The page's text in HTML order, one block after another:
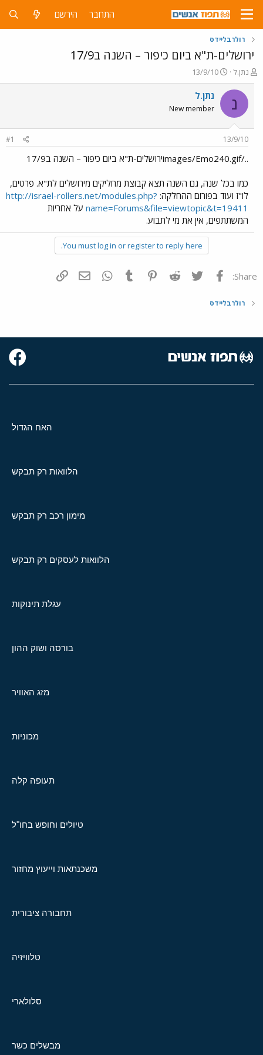
התחבר הירשם
רולרבליידס
ירושלים-ת"א ביום כיפור – השנה ב17/9
פ
ו
ת
ח
ה
ו
ש
נתן.ל
פ
ו
ר
13/9/10
נ נתן.ל
New member
13/9/10
#1
../images/Emo240.gifירושלים-ת"א ביום כיפור – השנה ב17/9
כמו בכל שנה, גם השנה תצא קבוצת מחליקים מירושלים לת"א. פרטים,
לו"ז ועוד בפורום ההחלקה: http://israel-rollers.net/modules.php?
name=Forums&file=viewtopic&t=19411 על אחריות
המשתתפים, אין את מי לתבוע.
You must log in or register to reply here.
Share: פייסבוק Twitter
Reddit
Pinterest
Tumblr
WhatsAppדואר אלקטרוני
רולרבליידס
האח הגדול
הלוואות רק תבקש
מימון רכב רק תבקש
הלוואות לעסקים רק תבקש
עגלת תינוקות
בורסה ושוק ההון
מזג האוויר
מכוניות
תעופה קלה
טיולים וחופש בחו"ל
משכנתאות וייעוץ מחזור
תחבורה ציבורית
טלוויזיה
סלולארי
מבשלים כשר